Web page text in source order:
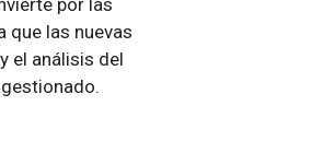
por las
que las nuevas
el análisis del